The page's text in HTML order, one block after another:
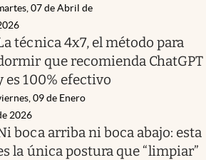
07 de Abril de
técnica 4x7, el método para
que recomienda ChatGPT
es 100% efectivo
09 de Enero
2026
boca arriba ni boca abajo: esta
la única postura que “limpiar”